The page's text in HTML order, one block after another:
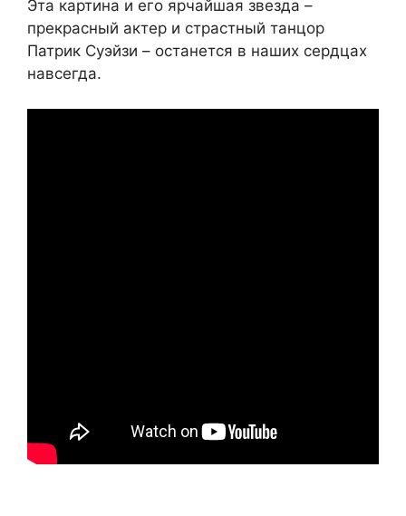
Эта картина и его ярчайшая звезда –
прекрасный актер и страстный танцор
Патрик Суэйзи – останется в наших сердцах
навсегда.